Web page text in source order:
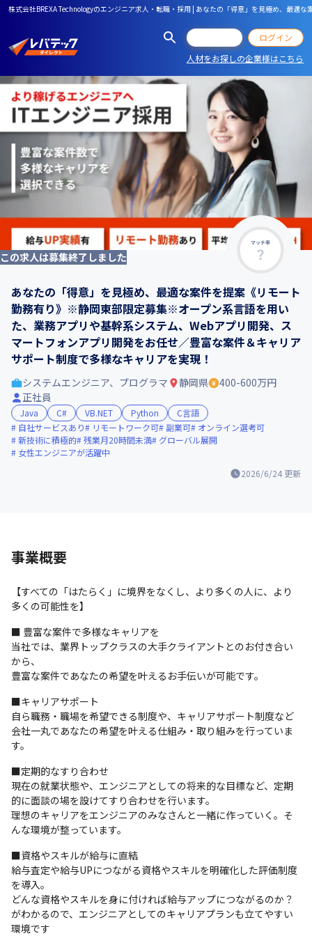
株式会社BREXA Technologyのエンジニア求人・転職・採用 | あなたの「得意」を見極め、最
ログイン
人材をお探しの企業様はこちら
マッチ率
この求人は募集終了しました
あなたの「得意」を見極め、最適な案件を提案《リモート
勤務有り》※静岡東部限定募集※オープン系言語を用い
た、業務アプリや基幹系システム、Webアプリ開発、ス
マートフォンアプリ開発をお任せ／豊富な案件＆キャリア
サポート制度で多様なキャリアを実現！
2026/6/24 更新
システムエンジニア、プログラマ 静岡県
400-600万円
正社員
Java C# VB.NET Python
C言語
自社サービスあり
リモートワーク可 副業可
オンライン選考可
新技術に積極的 残業月20時間未満
グローバル展開
女性エンジニアが活躍中
事業概要
【すべての「はたらく」に境界をなくし、より多くの人に、より
多くの可能性を】
■ 豊富な案件で多様なキャリアを
当社では、業界トップクラスの大手クライアントとのお付き合い
から、
豊富な案件であなたの希望を叶えるお手伝いが可能です。
■キャリアサポート
自ら職務・職場を希望できる制度や、キャリアサポート制度など
会社一丸であなたの希望を叶える仕組み・取り組みを行っていま
す。
■定期的なすり合わせ
現在の就業状態や、エンジニアとしての将来的な目標など、定期
的に面談の場を設けてすり合わせを行います。
理想のキャリアをエンジニアのみなさんと一緒に作っていく。そ
んな環境が整っています。
■資格やスキルが給与に直結
給与査定や給与UPにつながる資格やスキルを明確化した評価制度
を導入。
どんな資格やスキルを身に付ければ給与アップにつながるのか？
がわかるので、エンジニアとしてのキャリアプランも立てやすい
環境です